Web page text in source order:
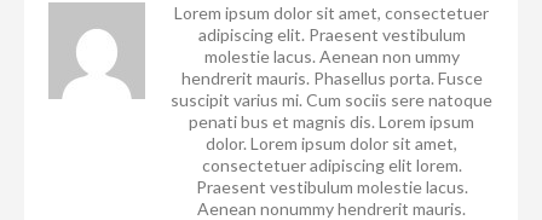
Lorem ipsum dolor sit amet, consectetuer
adipiscing elit. Praesent vestibulum
molestie lacus. Aenean non ummy
hendrerit mauris. Phasellus porta. Fusce
suscipit varius mi. Cum sociis sere natoque
penati bus et magnis dis. Lorem ipsum
dolor. Lorem ipsum dolor sit amet,
consectetuer adipiscing elit lorem.
Praesent vestibulum molestie lacus.
Aenean nonummy hendrerit mauris.